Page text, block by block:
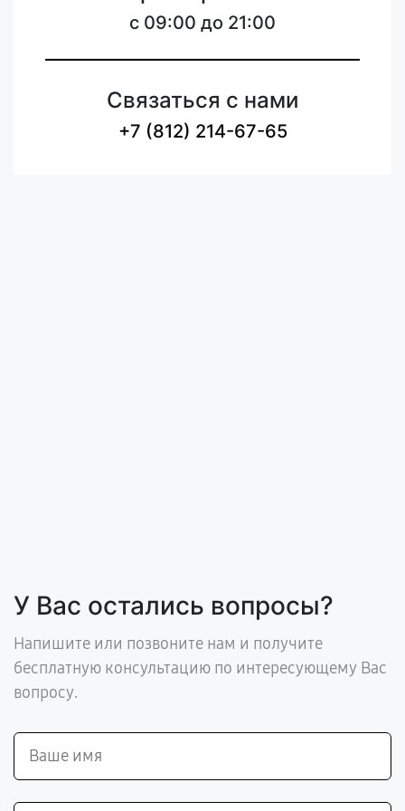
c 09:00 до 21:00
Связаться с нами
+7 (812) 214-67-65
У Вас остались вопросы?
Напишите или позвоните нам и получите
бесплатную консультацию по интересующему Вас
вопросу.